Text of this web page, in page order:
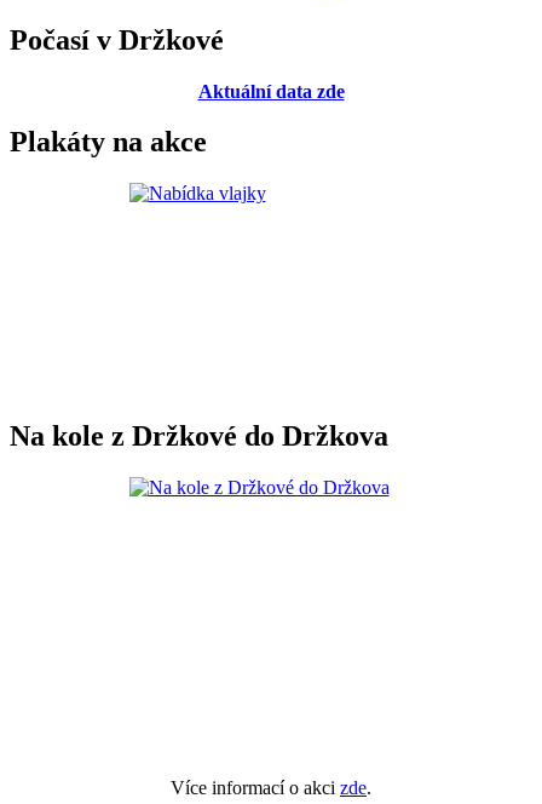
Počasí v Držkové
Aktuální data zde
Plakáty na akce
Na kole z Držkové do Držkova
Více informací o akci zde.